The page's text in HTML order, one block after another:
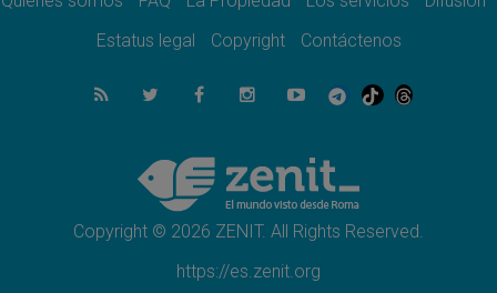
07.08.2026
el compromiso del cristiano"
La matanza de niños en Gaza no cesa: 300
muertos en 300 días
Tagle: La guerra desfigura el mundo, solo la
revelación de Dios lo transfigura
Estatus legal
Copyright Contáctenos
Copyright © 2026 ZENIT. All Rights Reserved.
https://es.zenit.org